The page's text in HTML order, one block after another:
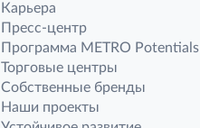
Карьера
Пресс-центр
Программа METRO Potentials
Торговые центры
Собственные бренды
Наши проекты